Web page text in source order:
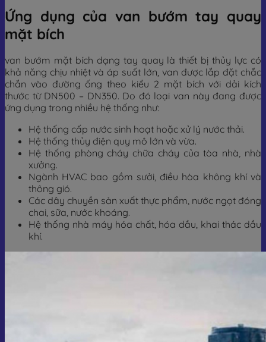
Ứng dụng của van bướm tay quay
mặt bích
van bướm mặt bích dạng tay quay là thiết bị thủy lực có
khả năng chịu nhiệt và áp suất lớn, van được lắp đặt chắc
chắn vào đường ống theo kiểu 2 mặt bích với dải kích
thước từ DN500 – DN350. Do đó loại van này đang được
ứng dụng trong nhiều hệ thống như:
Hệ thống cấp nước sinh hoạt hoặc xử lý nước thải.
Hệ thống thủy điện quy mô lớn và vừa.
Hệ thống phòng cháy chữa cháy của tòa nhà, nhà
xưởng.
Ngành HVAC bao gồm sưởi, điều hòa không khí và
thông gió.
Các dây chuyền sản xuất thực phẩm, nước ngọt đóng
chai, sữa, nước khoáng.
Hệ thống nhà máy hóa chất, hóa dầu, khai thác dầu
khí.